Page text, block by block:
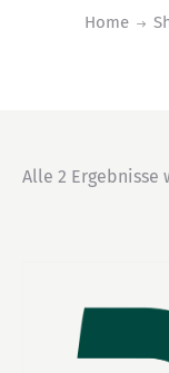
Home
Alle 2 Ergebnisse